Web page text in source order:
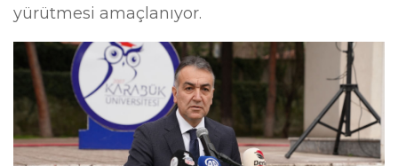
yürütmesi amaçlanıyor.